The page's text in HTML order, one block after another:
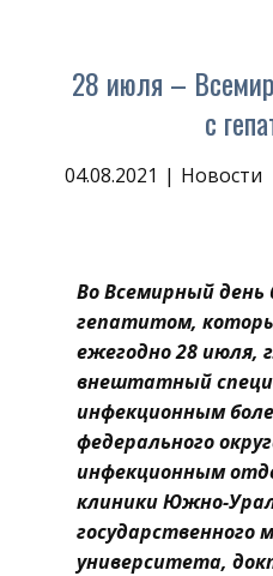
28 июля –
с
04.08.2021 Новости
Во Всемирный день
гепатитом,
ежегодно 28 июля,
внештатный
инфекционным
федерального
инфекционным
клиники Южно-
государственного
университета,